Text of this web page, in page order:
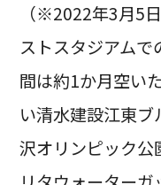
（※2022年3月5
ストスタジアム
間は約1か月空い
い清水建設江東
沢オリンピック公